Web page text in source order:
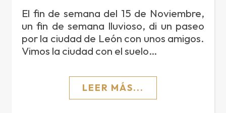
El fin de semana del 15 de Noviembre,
un fin de semana lluvioso, di un paseo
por la ciudad de León con unos amigos.
Vimos la ciudad con el suelo…
LEER MÁS...